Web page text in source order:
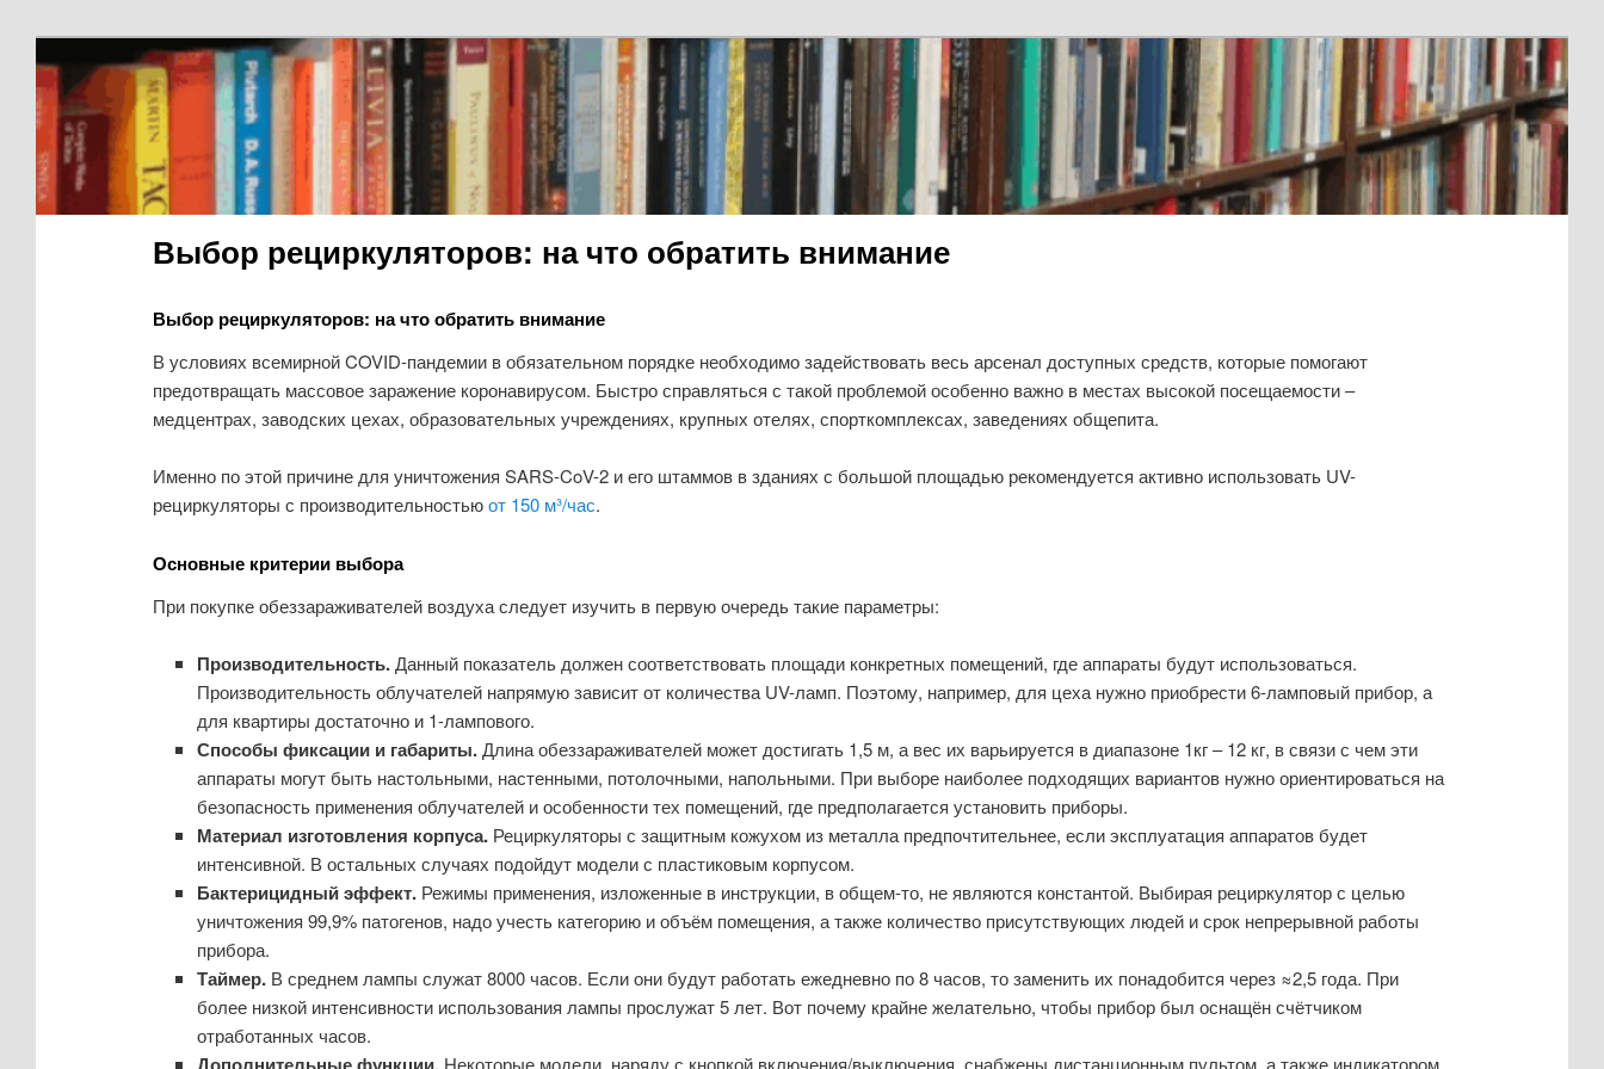
Выбор рециркуляторов: на что обратить внимание
Выбор рециркуляторов: на что обратить внимание
В условиях всемирной COVID-пандемии в обязательном порядке необходимо задействовать весь арсенал доступных средств, которые помогают
предотвращать массовое заражение коронавирусом. Быстро справляться с такой проблемой особенно важно в местах высокой посещаемости –
медцентрах, заводских цехах, образовательных учреждениях, крупных отелях, спорткомплексах, заведениях общепита.
Именно по этой причине для уничтожения SARS-CoV-2 и его штаммов в зданиях с большой площадью рекомендуется активно использовать UV-
рециркуляторы с производительностьюот 150 м³/час.
Основные критерии выбора
При покупке обеззараживателей воздуха следует изучить в первую очередь такие параметры:
Производительность.Данный показатель должен соответствовать площади конкретных помещений, где аппараты будут использоваться.
Производительность облучателей напрямую зависит от количества UV-ламп. Поэтому, например, для цеха нужно приобрести 6-ламповый прибор, а
для квартиры достаточно и 1-лампового.
Способы фиксации и габариты.Длина обеззараживателей может достигать 1,5 м, а вес их варьируется в диапазоне 1кг – 12 кг, в связи с чем эти
аппараты могут быть настольными, настенными, потолочными, напольными. При выборе наиболее подходящих вариантов нужно ориентироваться на
безопасность применения облучателей и особенности тех помещений, где предполагается установить приборы.
Материал изготовления корпуса. Рециркуляторы с защитным кожухом из металла предпочтительнее, если эксплуатация аппаратов будет
интенсивной. В остальных случаях подойдут модели с пластиковым корпусом.
Бактерицидный эффект. Режимы применения, изложенные в инструкции, в общем-то, не являются константой. Выбирая рециркулятор с целью
уничтожения 99,9% патогенов, надо учесть категорию и объём помещения, а также количество присутствующих людей и срок непрерывной работы
прибора.
Таймер. В среднем лампы служат 8000 часов. Если они будут работать ежедневно по 8 часов, то заменить их понадобится через ≈2,5 года. При
более низкой интенсивности использования лампы прослужат 5 лет. Вот почему крайне желательно, чтобы прибор был оснащён счётчиком
отработанных часов.